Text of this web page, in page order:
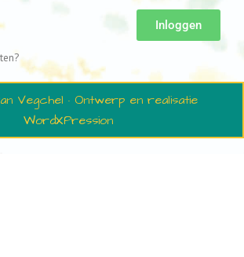
Inloggen
Vegchel · Ontwerp en realisatie
WordXPression